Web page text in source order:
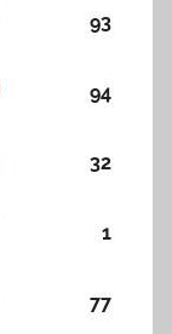
93
94
32
1
77